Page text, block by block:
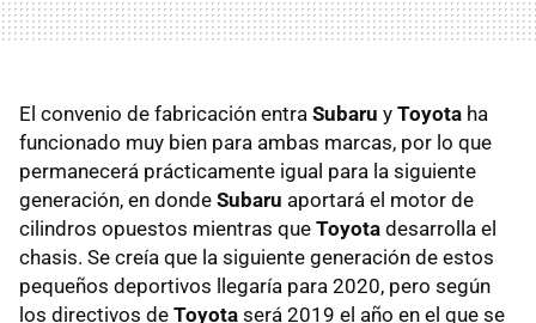
El convenio de fabricación entra Subaru y Toyota ha
funcionado muy bien para ambas marcas, por lo que
permanecerá prácticamente igual para la siguiente
generación, en donde Subaru aportará el motor de
cilindros opuestos mientras que Toyota desarrolla el
chasis. Se creía que la siguiente generación de estos
pequeños deportivos llegaría para 2020, pero según
los directivos de Toyota será 2019 el año en el que se